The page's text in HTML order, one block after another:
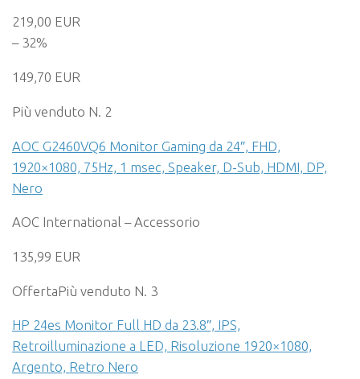
219,00 EUR
– 32%
149,70 EUR
Più venduto N. 2
AOC G2460VQ6 Monitor Gaming da 24″, FHD,
1920×1080, 75Hz, 1 msec, Speaker, D-Sub, HDMI, DP,
Nero
AOC International – Accessorio
135,99 EUR
OffertaPiù venduto N. 3
HP 24es Monitor Full HD da 23.8″, IPS,
Retroilluminazione a LED, Risoluzione 1920×1080,
Argento, Retro Nero